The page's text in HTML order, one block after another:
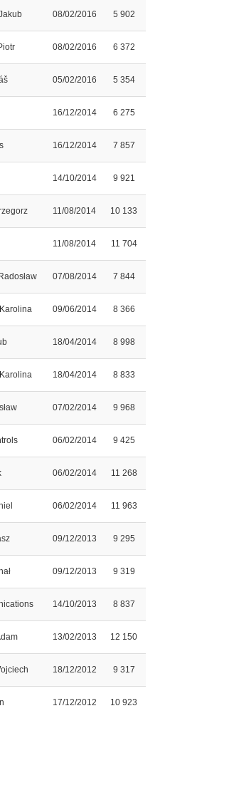
08/02/2016 5 902
08/02/2016 6 372
05/02/2016 5 354
16/12/2014 6 275
16/12/2014 7 857
14/10/2014 9 921
11/08/2014 10 133
11/08/2014 11 704
07/08/2014 7 844
09/06/2014 8 366
18/04/2014 8 998
18/04/2014 8 833
07/02/2014 9 968
06/02/2014 9 425
06/02/2014 11 268
06/02/2014 11 963
09/12/2013 9 295
09/12/2013 9 319
14/10/2013 8 837
13/02/2013 12 150
18/12/2012 9 317
17/12/2012 10 923